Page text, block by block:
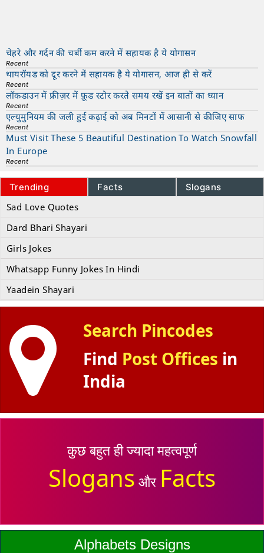
चेहरे और गर्दन की चर्बी कम करने में सहायक है ये योगासन
Recent
थायरॉयड को दूर करने में सहायक है ये योगासन, आज ही से करें
Recent
लॉकडाउन में फ्रीज़र में फ़ूड स्टोर करते समय रखें इन बातों का ध्यान
Recent
एल्युमुनियम की जली हुई कढ़ाई को अब मिनटों में आसानी से कीजिए साफ
Recent
Must Visit These 5 Beautiful Destination To Watch Snowfall
In Europe
Recent
Trending Facts Slogans
Sad Love Quotes
Dard Bhari Shayari
Girls Jokes
Whatsapp Funny Jokes In Hindi
Yaadein Shayari
Search Pincodes
Find Post Offices in
India
कुछ बहुत ही ज्यादा महत्वपूर्ण
Slogans और Facts
Alphabets Designs